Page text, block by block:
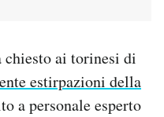
chiesto ai torinesi di
estirpazioni della
a personale esperto